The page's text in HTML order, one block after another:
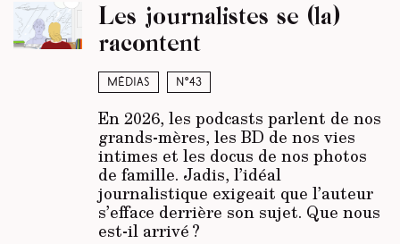
Médias N°43
Les journalistes se (la)
racontent
En 2026, les podcasts parlent de nos
grands-mères, les BD de nos vies
intimes et les docus de nos photos
de famille. Jadis, l’idéal
journalistique exigeait que l’auteur
s’efface derrière son sujet. Que nous
est-il arrivé ?